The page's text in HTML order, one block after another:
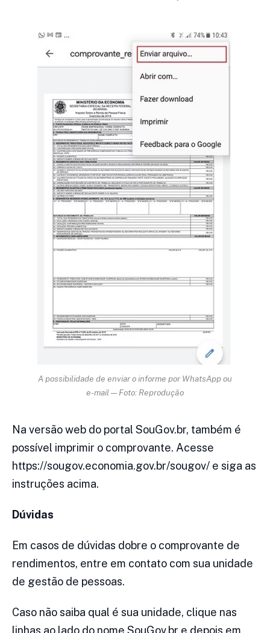
A possibilidade de enviar o informe por WhatsApp ou
e-mail — Foto: Reprodução
Na versão web do portal SouGov.br, também é
possível imprimir o comprovante. Acesse
https://sougov.economia.gov.br/sougov/ e siga as
instruções acima.
Dúvidas
Em casos de dúvidas dobre o comprovante de
rendimentos, entre em contato com sua unidade
de gestão de pessoas.
Caso não saiba qual é sua unidade, clique nas